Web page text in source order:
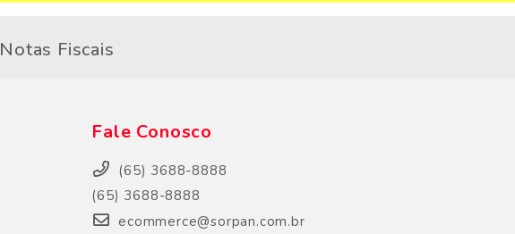
Notas Fiscais
Fale Conosco
(65) 3688-8888
(65) 3688-8888
ecommerce@sorpan.com.br